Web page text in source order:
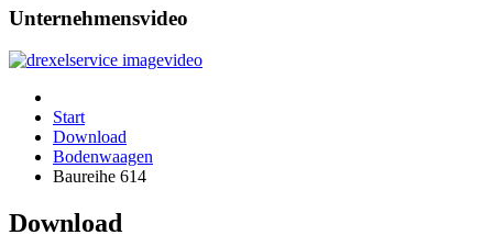
Unternehmensvideo
Start
Download
Bodenwaagen
Baureihe 614
Download